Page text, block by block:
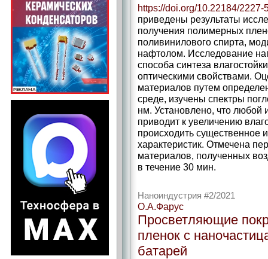
https://doi.org/10.22184/
приведены результаты
получения полимерных
поливинилового спирта,
нафтолом. Исследование
способа синтеза
оптическими свой­ствами.
материалов путем
среде, изучены спектры
нм. Установлено, что любой
приводит к увеличению
происходить существенное
характеристик. Отмечена
материалов, полученных
в течение 30 мин.
Наноиндустрия #2/2021
О.А.Фарус
Просветляющие
пленок с
батарей